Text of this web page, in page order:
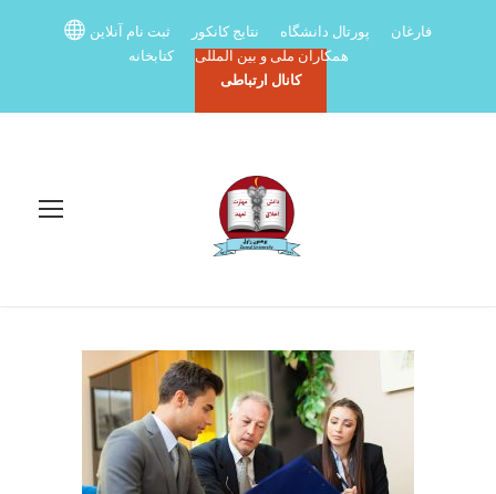
ثبت نام آنلاین نتایج کانکور پورتال دانشگاه
فارغان
کتابخانه
همکاران ملی و بین المللی
کانال ارتباطی